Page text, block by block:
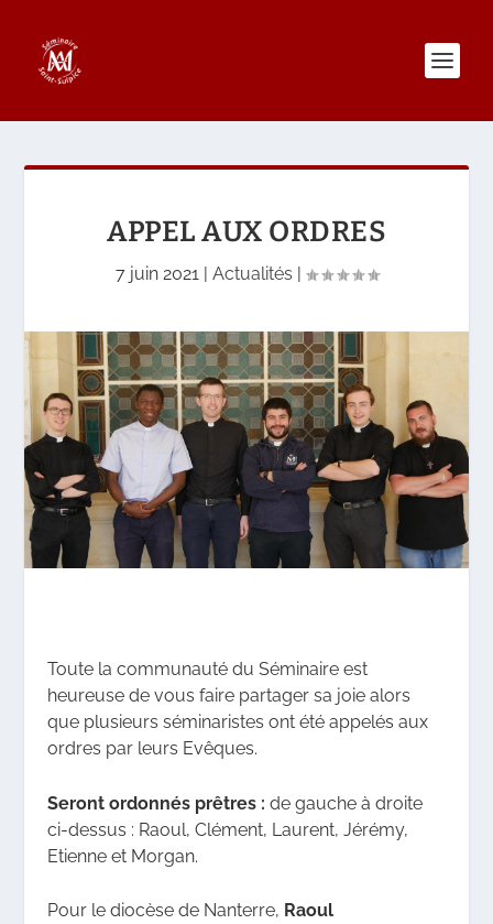
APPEL AUX ORDRES
7 juin 2021| Actualités |
Toute la communauté du Séminaire est
heureuse de vous faire partager sa joie alors
que plusieurs séminaristes ont été appelés aux
ordres par leurs Evêques.
Seront ordonnés prêtres : de gauche à droite
ci-dessus : Raoul, Clément, Laurent, Jérémy,
Etienne et Morgan.
Pour le diocèse de Nanterre, Raoul